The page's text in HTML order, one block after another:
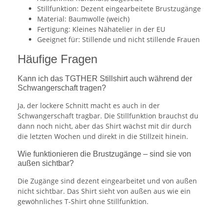
Stillfunktion: Dezent eingearbeitete Brustzugänge
Material: Baumwolle (weich)
Fertigung: Kleines Nähatelier in der EU
Geeignet für: Stillende und nicht stillende Frauen
Häufige Fragen
Kann ich das TGTHER Stillshirt auch während der
Schwangerschaft tragen?
Ja, der lockere Schnitt macht es auch in der
Schwangerschaft tragbar. Die Stillfunktion brauchst du
dann noch nicht, aber das Shirt wächst mit dir durch
die letzten Wochen und direkt in die Stillzeit hinein.
Wie funktionieren die Brustzugänge – sind sie von
außen sichtbar?
Die Zugänge sind dezent eingearbeitet und von außen
nicht sichtbar. Das Shirt sieht von außen aus wie ein
gewöhnliches T-Shirt ohne Stillfunktion.